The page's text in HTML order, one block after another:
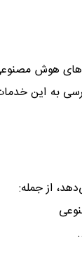
هوش
از جمله: